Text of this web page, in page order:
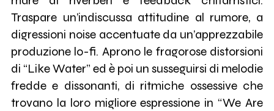
Traspare un’indiscussa attitudine al rumore, a
digressioni noise accentuate da un’apprezzabile
produzione lo-fi. Aprono le fragorose distorsioni
di “Like Water” ed è poi un susseguirsi di melodie
fredde e dissonanti, di ritmiche ossessive che
trovano la loro migliore espressione in “We Are